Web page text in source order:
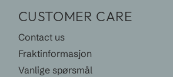
CUSTOMER CARE
Contact us
Fraktinformasjon
Vanlige spørsmål